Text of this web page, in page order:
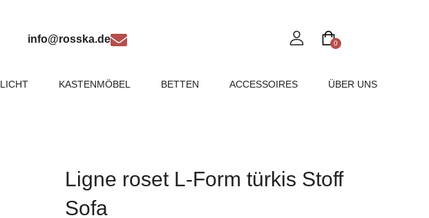
info@rosska.de 0
LICHT KASTENMÖBEL BETTEN ACCESSOIRES
ÜBER UNS
Ligne roset L-Form türkis Stoff
Sofa